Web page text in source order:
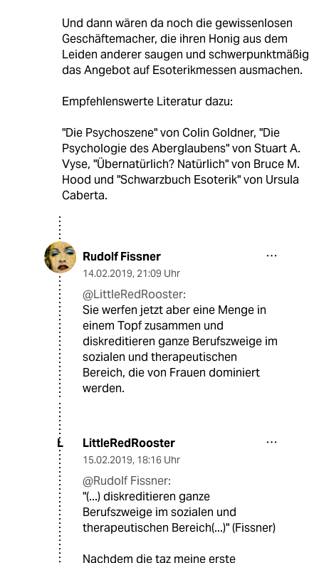
Und dann wären da noch die gewissenlosen
Geschäftemacher, die ihren Honig aus dem
Leiden anderer saugen und schwerpunktmäßig
das Angebot auf Esoterikmessen ausmachen.
Empfehlenswerte Literatur dazu:
"Die Psychoszene" von Colin Goldner, "Die
Psychologie des Aberglaubens" von Stuart A.
Vyse, "Übernatürlich? Natürlich" von Bruce M.
Hood und "Schwarzbuch Esoterik" von Ursula
Caberta.
Rudolf Fissner
14.02.2019, 21:09 Uhr
@LittleRedRooster:
Sie werfen jetzt aber eine Menge in
einem Topf zusammen und
diskreditieren ganze Berufszweige im
sozialen und therapeutischen
Bereich, die von Frauen dominiert
werden.
L LittleRedRooster
15.02.2019, 18:16 Uhr
@Rudolf Fissner:
"(...) diskreditieren ganze
Berufszweige im sozialen und
therapeutischen Bereich(...)" (Fissner)
Nachdem die taz meine erste